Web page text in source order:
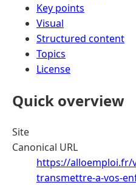
Key points
Visual
Structured content
Topics
License
Quick overview
Site
Canonical URL
https://alloemploi.fr/
transmettre-a-vos-